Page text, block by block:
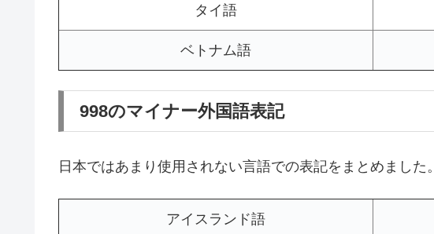
タイ語
ベトナム語
998のマイナー外国語表記
日本ではあまり使用されない言語での表記をまとめました。
アイスランド語